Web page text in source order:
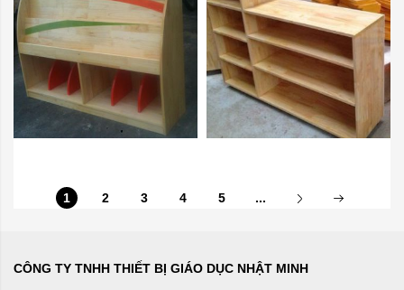
1 2 3 4 5 ...
CÔNG TY TNHH THIẾT BỊ GIÁO DỤC NHẬT MINH